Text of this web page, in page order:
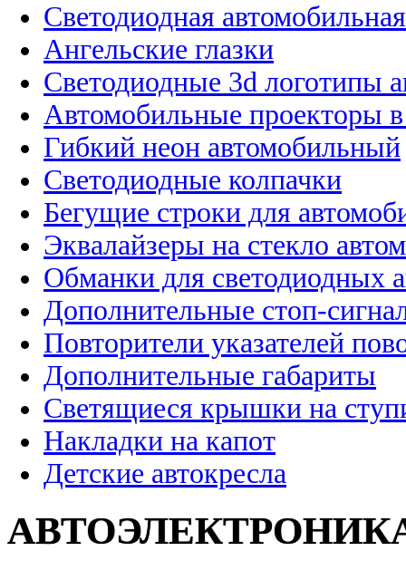
Светодиодная
Ангельские глазки
Светодиодные 3d логотипы
Автомобильные проекторы
Гибкий неон автомобильный
Светодиодные колпачки
Бегущие строки для
Эквалайзеры на стекло
Обманки для светодиодных
Дополнительные стоп-
Повторители указателей
Дополнительные габариты
Светящиеся крышки на
Накладки на капот
Детские автокресла